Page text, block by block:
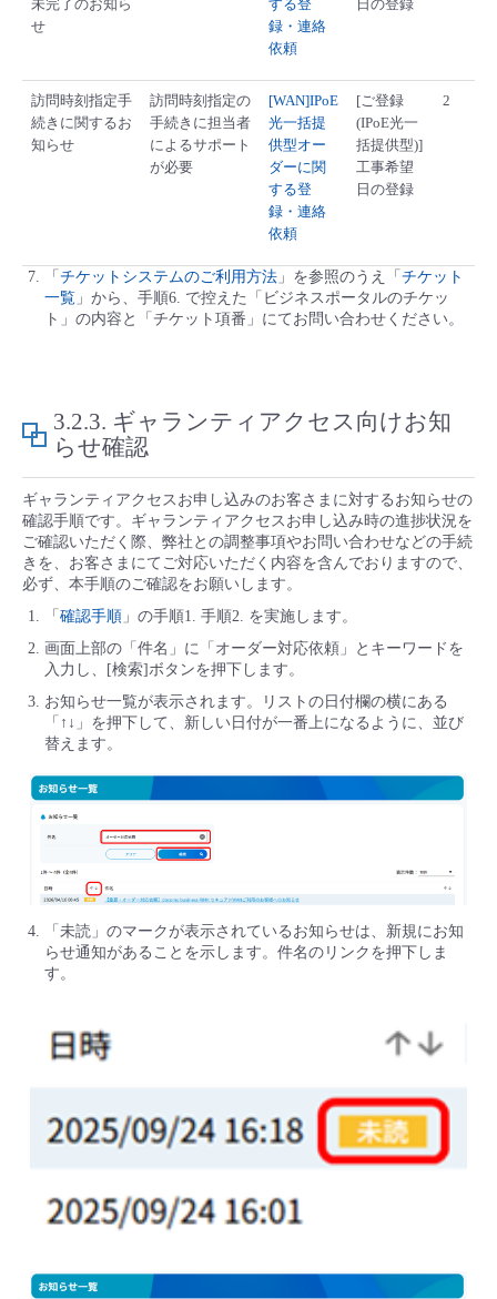
未完了のお知ら
せ
する登
録・連絡
依頼
日の登録
訪問時刻指定手
続きに関するお
知らせ
訪問時刻指定の
手続きに担当者
によるサポート
が必要
[WAN]IPoE
光一括提
供型オー
ダーに関
する登
録・連絡
依頼
[ご登録
(IPoE光一
括提供型)]
工事希望
日の登録
2
「 チケットシステムのご利用方法 」を参照のうえ「 チケット
一覧 」から、手順6. で控えた「ビジネスポータルのチケッ
ト」の内容と「チケット項番」にてお問い合わせください。
3.2.3. ギャランティアクセス向けお知
らせ確認
ギャランティアクセスお申し込みのお客さまに対するお知らせの
確認手順です。ギャランティアクセスお申し込み時の進捗状況を
ご確認いただく際、弊社との調整事項やお問い合わせなどの手続
きを、お客さまにてご対応いただく内容を含んでおりますので、
必ず、本手順のご確認をお願いします。
「 確認手順 」の手順1. 手順2. を実施します。
画面上部の「件名」に「オーダー対応依頼」とキーワードを
入力し、[検索]ボタンを押下します。
お知らせ一覧が表示されます。リストの日付欄の横にある
「↑↓」を押下して、新しい日付が一番上になるように、並び
替えます。
「未読」のマークが表示されているお知らせは、新規にお知
らせ通知があることを示します。件名のリンクを押下しま
す。